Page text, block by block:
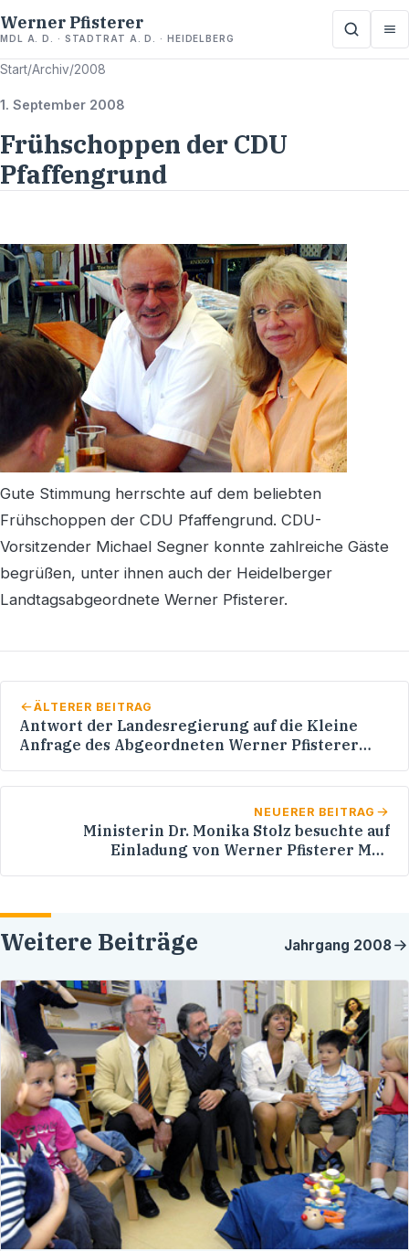
Werner Pfisterer
MDL A. D. · STADTRAT A. D. · HEIDELBERG
Start/Archiv/2008
1. September 2008
Frühschoppen der CDU
Pfaffengrund
Gute Stimmung herrschte auf dem beliebten
Frühschoppen der CDU Pfaffengrund. CDU-
Vorsitzender Michael Segner konnte zahlreiche Gäste
begrüßen, unter ihnen auch der Heidelberger
Landtagsabgeordnete Werner Pfisterer.
ÄLTERER BEITRAG
Antwort der Landesregierung auf die Kleine
Anfrage des Abgeordneten Werner Pfisterer
(Drucksache 14/3118)
NEUERER BEITRAG
Ministerin Dr. Monika Stolz besuchte auf
Einladung von Werner Pfisterer MdL
Weitere Beiträge Jahrgang 2008